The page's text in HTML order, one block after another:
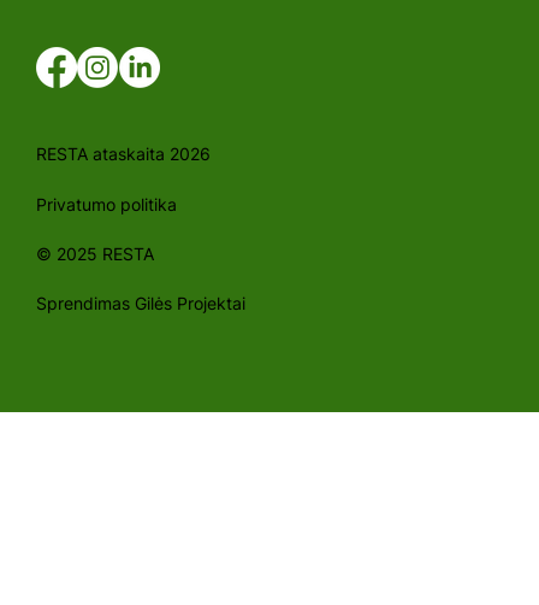
RESTA ataskaita 2026
Privatumo politika
© 2025 RESTA
Sprendimas Gilės Projektai